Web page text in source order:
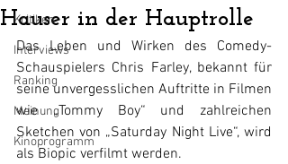
Kritiken
Interviews
Ranking
Meinung
Kinoprogramm
Hauser in der Hauptrolle
Das Leben und Wirken des Comedy-
Schauspielers Chris Farley, bekannt für
seine unvergesslichen Auftritte in Filmen
wie „Tommy Boy“ und zahlreichen
Sketchen von „Saturday Night Live“, wird
als Biopic verfilmt werden.